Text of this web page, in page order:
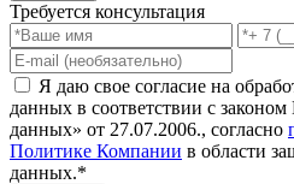
Требуется консультация
Я даю свое согласие на
данных в соответствии с
данных» от 27.07.2006., согласно
Политике Компании в области
данных.*